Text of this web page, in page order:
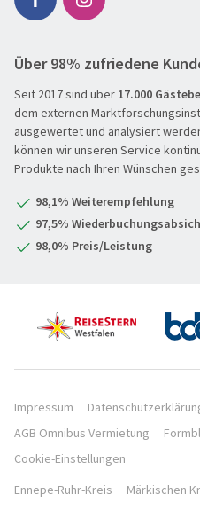
SUCHEN & BUCHEN
REISEKATEGORIE
Reisekategorie
Genussreise
Hochseekreuzfahrt
Leserreisen
Osterreisen
PREMIUM-Bus
Schiffsreisen
Vorteilsreisen
Weihnachtsmärkte
Winter- & Frühjahrsreisen
REISEZIEL
Deutschland
Mittelmeer & Fernreisen
Österreich & Schweiz
Östliche Länder
REISEZEITRAUM
REISEDAUER
Hauptsache weg
Hauptsache weg
8 Tage und mehr
Über 98% zufriedene
Seit 2017 sind über 17.000
dem externen
ausgewertet und analysiert
können wir unseren Service
Produkte nach Ihren Wünschen
98,1% Weiterempfehlung
97,5%
98,0% Preis/Leistung
Impressum
AGB Omnibus Vermietung
Cookie-Einstellungen
Ennepe-Ruhr-Kreis
Märkischen